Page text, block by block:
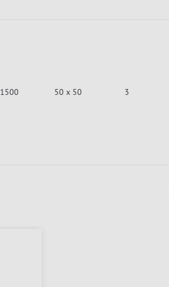
1500 50 x 50 3